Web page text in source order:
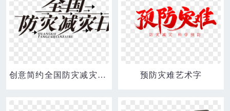
创意简约全国防灾减灾日设计 预防灾难艺术字